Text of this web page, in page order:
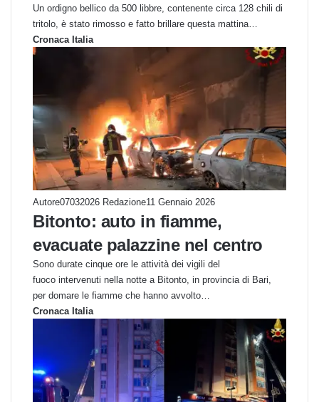
Un ordigno bellico da 500 libbre, contenente circa 128 chili di
tritolo, è stato rimosso e fatto brillare questa mattina…
Cronaca Italia
Autore07032026 Redazione11 Gennaio 2026
Bitonto: auto in fiamme,
evacuate palazzine nel centro
Sono durate cinque ore le attività dei vigili del
fuoco intervenuti nella notte a Bitonto, in provincia di Bari,
per domare le fiamme che hanno avvolto…
Cronaca Italia